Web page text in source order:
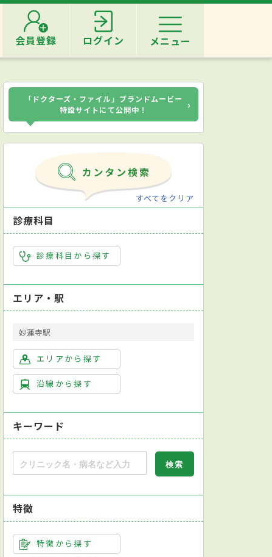
会員登録 ログイン メニュー
「ドクターズ・ファイル」ブランドムービー
特設サイトにて公開中！
›
すべてをクリア
診療科目
診療科目から探す
エリア・駅
妙蓮寺駅
エリアから探す
沿線から探す
キーワード
特徴
特徴から探す